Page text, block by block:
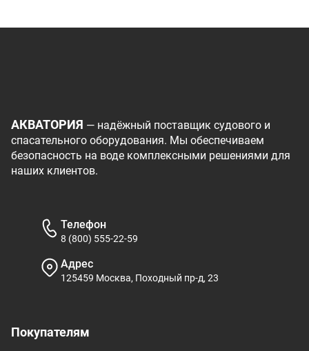
АКВАТОРИЯ — надёжный поставщик судового и
спасательного оборудования. Мы обеспечиваем
безопасность на воде комплексными решениями для
наших клиентов.
Покупателям
Телефон
8 (800) 555-22-59
Адрес
125459 Москва, Походный пр-д, 23